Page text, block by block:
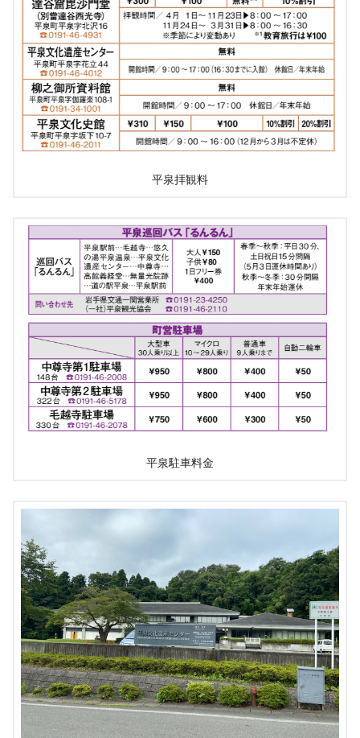
平泉拝観料
平泉駐車料金